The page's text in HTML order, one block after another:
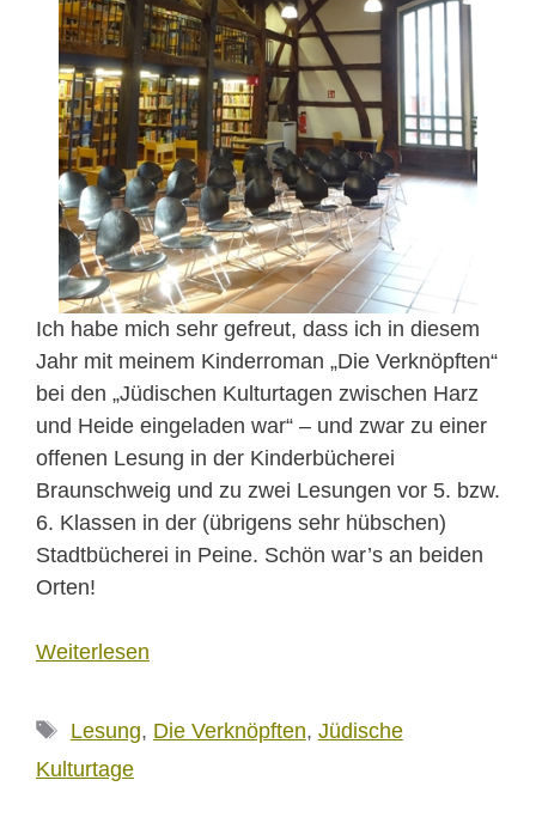
Ich habe mich sehr gefreut, dass ich in diesem
Jahr mit meinem Kinderroman „Die Verknöpften“
bei den „Jüdischen Kulturtagen zwischen Harz
und Heide eingeladen war“ – und zwar zu einer
offenen Lesung in der Kinderbücherei
Braunschweig und zu zwei Lesungen vor 5. bzw.
6. Klassen in der (übrigens sehr hübschen)
Stadtbücherei in Peine. Schön war’s an beiden
Orten!
Weiterlesen
Schlagwörter
Lesung, Die Verknöpften, Jüdische
Kulturtage